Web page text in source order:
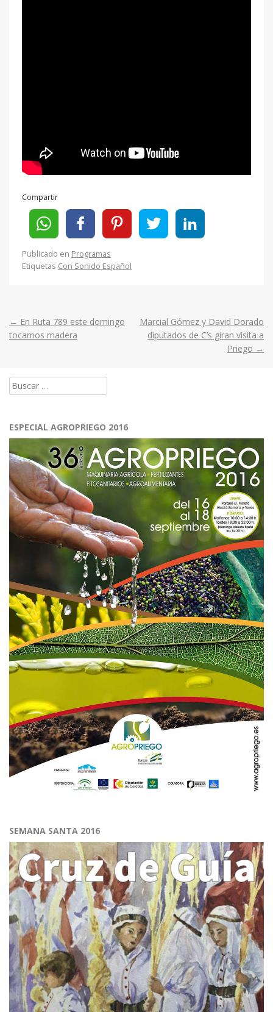
Compartir
Publicado en Programas
Etiquetas Con Sonido Español
Post
← En Ruta 789 este domingo
tocamos madera
Marcial Gómez y David Dorado
diputados de C’s giran visita a
Priego →
Buscar:
ESPECIAL AGROPRIEGO 2016
SEMANA SANTA 2016